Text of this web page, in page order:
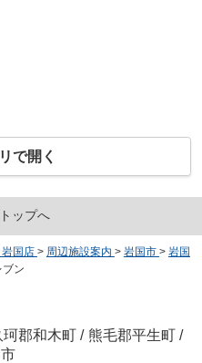
で開く
ップへ
国店 > 周辺施設案内 > 岩国市 > 岩国
ン
珂郡和木町 / 熊毛郡平生町 /